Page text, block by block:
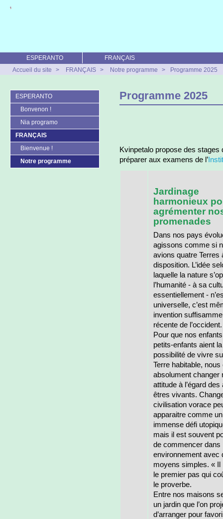
ESPERANTO
FRANÇAIS
Accueil du site
> FRANÇAIS > Notre programme > Programme 2025
Programme 2025
Kvinpetalo propose des
préparer aux examens de l’
Jardinage
harmonieux
agrémenter
promenades
Dans nos pays
agissons comme si
avions quatre Terres
disposition. L’idée
laquelle la nature
l’humanité - à sa
essentiellement -
universelle, c’est
invention
récente de l’occident.
Pour que nos
petits-enfants aient la
possibilité de vivre
Terre habitable,
absolument changer
attitude à l’égard des
êtres vivants.
civilisation vorace
apparaitre comme un
immense défi
mais il est souvent
de commencer dans
environnement avec
moyens simples. « Il
le premier pas qui
le proverbe.
Entre nos maisons
un jardin que l’on
d’arranger pour
ESPERANTO
Bonvenon !
Nia programo
FRANÇAIS
Bienvenue !
Notre programme